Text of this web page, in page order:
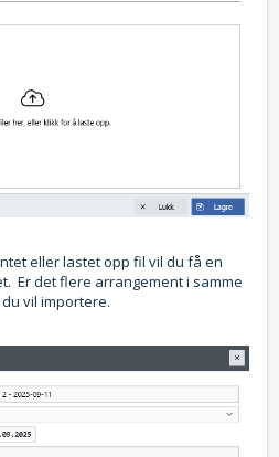
eller lastet opp fil vil du få en
Er det flere arrangement i samme
vil importere.